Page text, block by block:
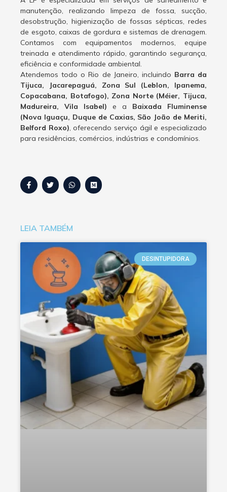
manutenção, realizando limpeza de fossa, sucção,
desobstrução, higienização de fossas sépticas, redes
de esgoto, caixas de gordura e sistemas de drenagem.
Contamos com equipamentos modernos, equipe
treinada e atendimento rápido, garantindo segurança,
eficiência e conformidade ambiental.
Atendemos todo o Rio de Janeiro, incluindo Barra da
Tijuca, Jacarepaguá, Zona Sul (Leblon, Ipanema,
Copacabana, Botafogo), Zona Norte (Méier, Tijuca,
Madureira, Vila Isabel) e a Baixada Fluminense
(Nova Iguaçu, Duque de Caxias, São João de Meriti,
Belford Roxo), oferecendo serviço ágil e especializado
para residências, comércios, indústrias e condomínios.
LEIA TAMBÉM
DESINTUPIDORA